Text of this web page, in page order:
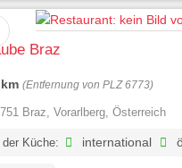
Braz
(Entfernung von PLZ 6773)
Braz, Vorarlberg, Österreich
Küche: international